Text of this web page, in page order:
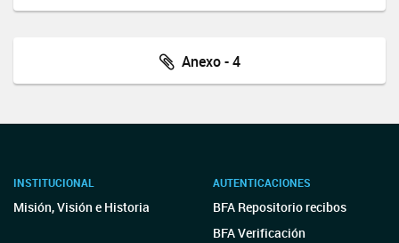
Anexo - 4
INSTITUCIONAL
Misión, Visión e Historia
AUTENTICACIONES
BFA Repositorio recibos
BFA Verificación